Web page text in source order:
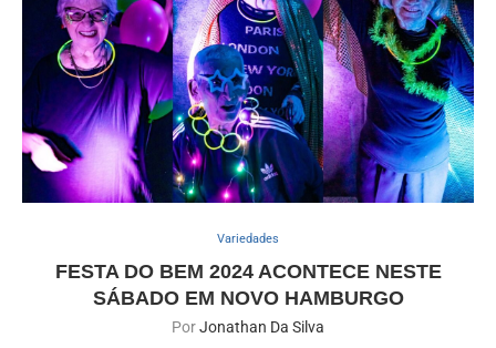
Variedades
FESTA DO BEM 2024 ACONTECE NESTE
SÁBADO EM NOVO HAMBURGO
PorJonathan Da Silva